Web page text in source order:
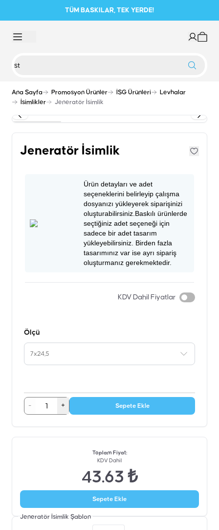
TÜM BASKILAR, TEK YERDE!
Ana Sayfa Promosyon Ürünler İSG Ürünleri
Levhalar
İsimlikler
Jeneratör İsimlik
Jeneratör İsimlik
Ürün detayları ve adet
seçeneklerini belirleyip çalışma
dosyanızı yükleyerek siparişinizi
oluşturabilirsiniz.Baskılı ürünlerde
seçtiğiniz adet seçeneği için
sadece bir adet tasarım
yükleyebilirsiniz. Birden fazla
tasarımınız var ise ayrı sipariş
oluşturmanız gerekmektedir.
KDV Dahil Fiyatlar
Ölçü
7x24,5
- + Sepete Ekle
Toplam Fiyat:
KDV Dahil
43.63 ₺
Sepete Ekle
Jeneratör İsimlik Şablon